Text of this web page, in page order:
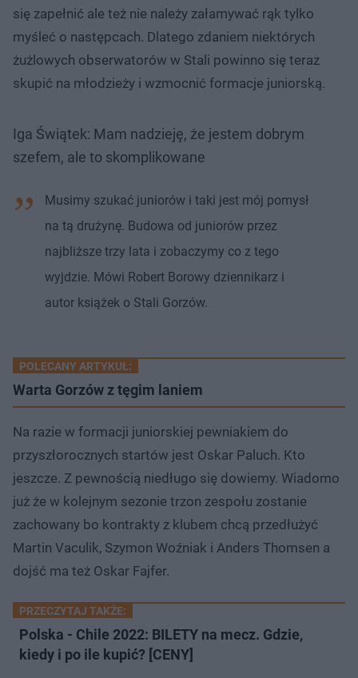
się zapełnić ale też nie należy załamywać rąk tylko
myśleć o następcach. Dlatego zdaniem niektórych
żużlowych obserwatorów w Stali powinno się teraz
skupić na młodzieży i wzmocnić formacje juniorską.
Iga Świątek: Mam nadzieję, że jestem dobrym
szefem, ale to skomplikowane
Musimy szukać juniorów i taki jest mój pomysł
na tą drużynę. Budowa od juniorów przez
najbliższe trzy lata i zobaczymy co z tego
wyjdzie. Mówi Robert Borowy dziennikarz i
autor książek o Stali Gorzów.
POLECANY ARTYKUŁ:
Warta Gorzów z tęgim laniem
Na razie w formacji juniorskiej pewniakiem do
przyszłorocznych startów jest Oskar Paluch. Kto
jeszcze. Z pewnością niedługo się dowiemy. Wiadomo
już że w kolejnym sezonie trzon zespołu zostanie
zachowany bo kontrakty z klubem chcą przedłużyć
Martin Vaculik, Szymon Woźniak i Anders Thomsen a
dojść ma też Oskar Fajfer.
PRZECZYTAJ TAKŻE:
Polska - Chile 2022: BILETY na mecz. Gdzie,
kiedy i po ile kupić? [CENY]